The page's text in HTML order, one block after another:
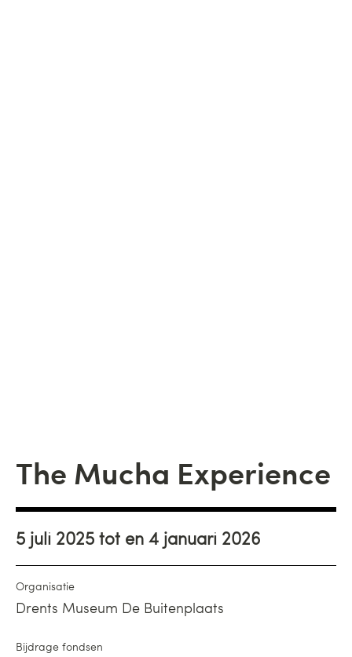
The Mucha Experience
5 juli 2025 tot en 4 januari 2026
Organisatie
Drents Museum De Buitenplaats
Bijdrage fondsen